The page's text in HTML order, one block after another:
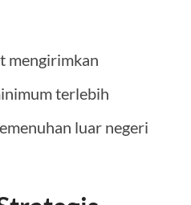
mengirimkan
terlebih
luar negeri